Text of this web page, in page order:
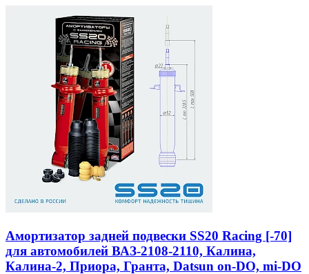
Амортизатор задней подвески SS20 Racing [-70]
для автомобилей ВАЗ-2108-2110, Калина,
Калина-2, Приора, Гранта, Datsun on-DO, mi-DO